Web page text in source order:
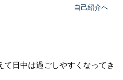
自己紹介へ
て日中は過ごしやすくなってき